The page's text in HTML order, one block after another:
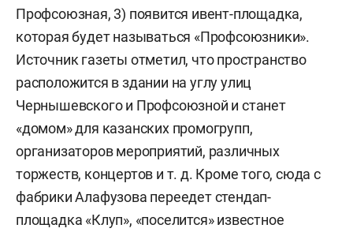
Профсоюзная, 3) появится ивент-площадка,
которая будет называться «Профсоюзники».
Источник газеты отметил, что пространство
расположится в здании на углу улиц
Чернышевского и Профсоюзной и станет
«домом» для казанских промогрупп,
организаторов мероприятий, различных
торжеств, концертов и т. д. Кроме того, сюда с
фабрики Алафузова переедет стендап-
площадка «Клуп», «поселится» известное